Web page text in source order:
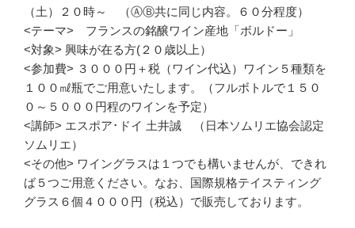
（土）２０時～ （ⒶⒷ共に同じ内容。６０分程度）
<テーマ> フランスの銘醸ワイン産地「ボルドー」
<対象> 興味が在る方(２０歳以上）
<参加費> ３０００円＋税（ワイン代込）ワイン５種類を
１００㎖瓶でご用意いたします。（フルボトルで１５０
０～５０００円程のワインを予定）
<講師> エスポア･ドイ 土井誠 （日本ソムリエ協会認定
ソムリエ）
<その他> ワイングラスは１つでも構いませんが、できれ
ば５つご用意ください。なお、国際規格テイスティング
グラス６個４０００円（税込）で販売しております。